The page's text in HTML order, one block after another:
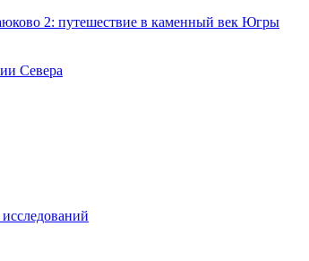
2: путешествие в каменный век Югры
Севера